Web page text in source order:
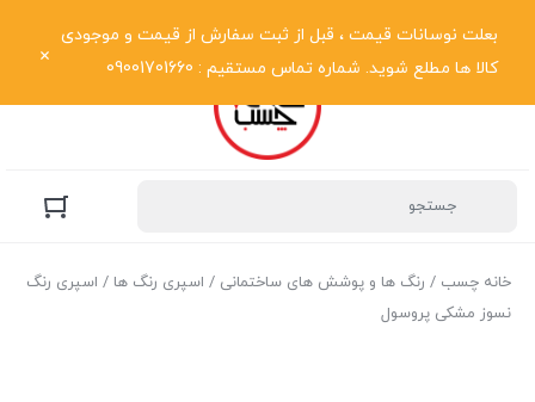
بعلت نوسانات قیمت ، قبل از ثبت سفارش از قیمت و موجودی
کالا ها مطلع شوید. شماره تماس مستقیم : 09001701660
خانه چسب / رنگ ها و پوشش های ساختمانی / اسپری رنگ ها / اسپری رنگ
نسوز مشکی پروسول